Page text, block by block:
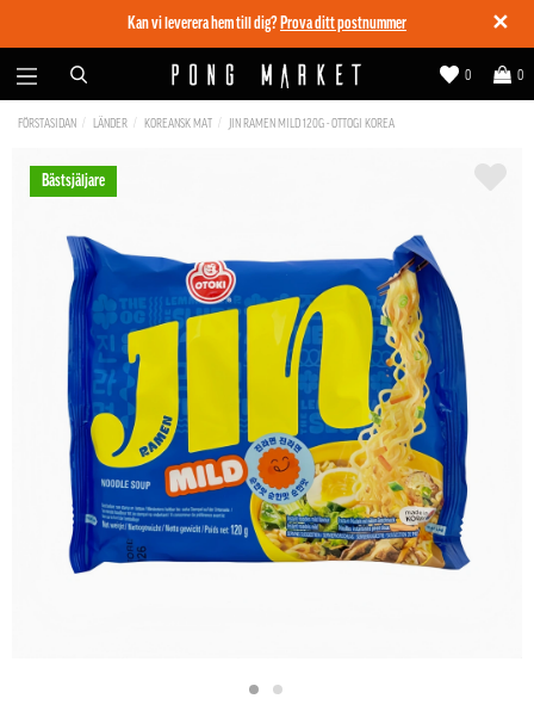
✕
Kan vi leverera hem till dig? Prova ditt postnummer
0
0
FÖRSTASIDAN LÄNDER KOREANSK MAT JIN RAMEN MILD 120G - OTTOGI KOREA
Bästsjäljare